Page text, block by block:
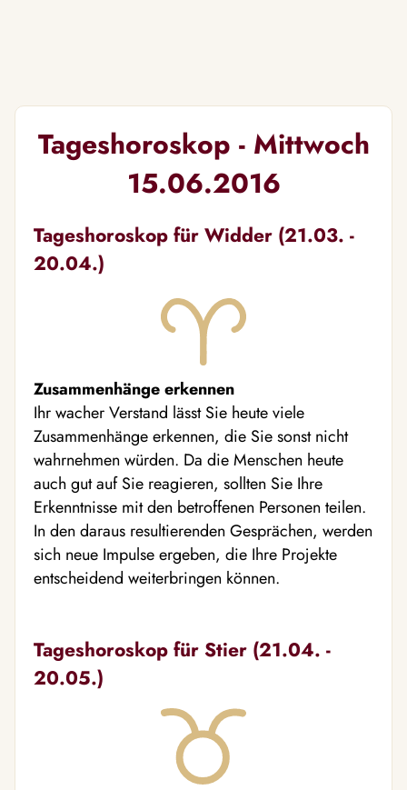
Tageshoroskop - Mittwoch
15.06.2016
Tageshoroskop für Widder (21.03. -
20.04.)
Zusammenhänge erkennen
Ihr wacher Verstand lässt Sie heute viele
Zusammenhänge erkennen, die Sie sonst nicht
wahrnehmen würden. Da die Menschen heute
auch gut auf Sie reagieren, sollten Sie Ihre
Erkenntnisse mit den betroffenen Personen teilen.
In den daraus resultierenden Gesprächen, werden
sich neue Impulse ergeben, die Ihre Projekte
entscheidend weiterbringen können.
Tageshoroskop für Stier (21.04. -
20.05.)